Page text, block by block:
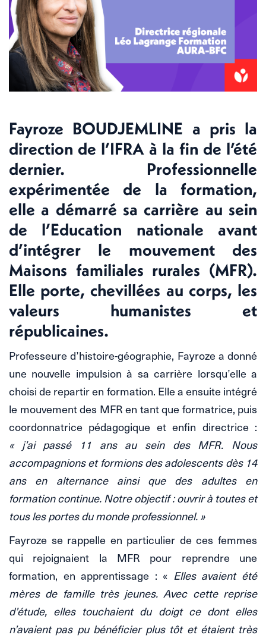
Fayroze BOUDJEMLINE a pris la
direction de l’IFRA à la fin de l’été
dernier. Professionnelle
expérimentée de la formation,
elle a démarré sa carrière au sein
de l’Education nationale avant
d’intégrer le mouvement des
Maisons familiales rurales (MFR).
Elle porte, chevillées au corps, les
valeurs humanistes et
républicaines.
Professeure d’histoire-géographie, Fayroze a donné
une nouvelle impulsion à sa carrière lorsqu’elle a
choisi de repartir en formation. Elle a ensuite intégré
le mouvement des MFR en tant que formatrice, puis
coordonnatrice pédagogique et enfin directrice :
« j’ai passé 11 ans au sein des MFR. Nous
accompagnions et formions des adolescents dès 14
ans en alternance ainsi que des adultes en
formation continue. Notre objectif : ouvrir à toutes et
tous les portes du monde professionnel. »
Fayroze se rappelle en particulier de ces femmes
qui rejoignaient la MFR pour reprendre une
formation, en apprentissage : « Elles avaient été
mères de famille très jeunes. Avec cette reprise
d’étude, elles touchaient du doigt ce dont elles
n’avaient pas pu bénéficier plus tôt et étaient très